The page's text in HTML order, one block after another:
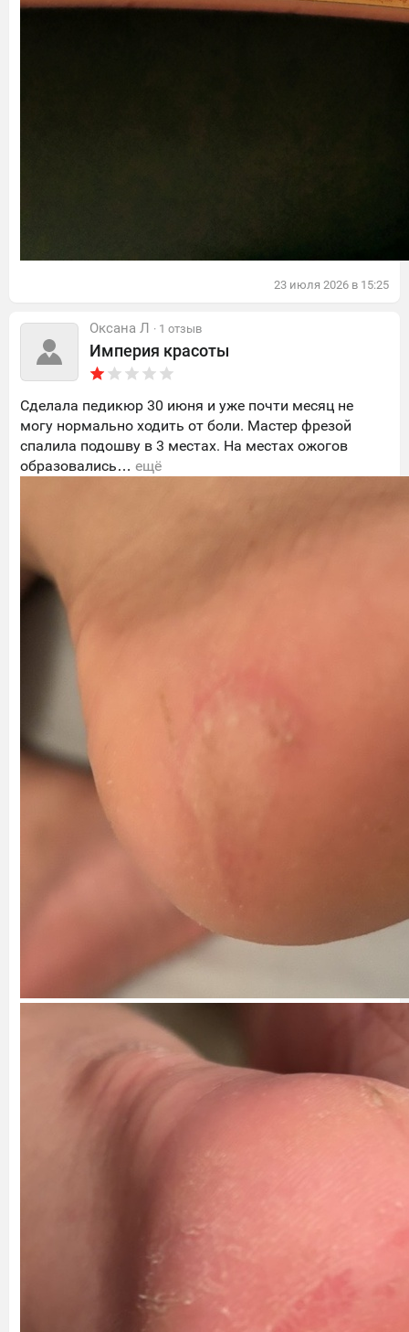
23 июля 2026 в 15:25
Оксана Л · 1 отзыв
Империя красоты
Сделала педикюр 30 июня и уже почти месяц не
могу нормально ходить от боли. Мастер фрезой
спалила подошву в 3 местах. На местах ожогов
образовались… ещё